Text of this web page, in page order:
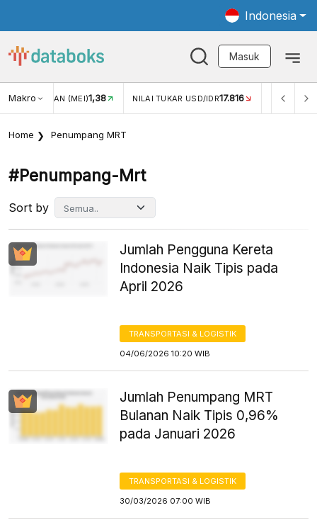
Indonesia
Masuk
Makro
USD/IDR 17.816 INFLASI YOY (JUL)2,88% INFLASI MOM (JUL)
Home Penumpang MRT
#penumpang-Mrt
Sort by
Jumlah Pengguna Kereta
Indonesia Naik Tipis pada
April 2026
TRANSPORTASI & LOGISTIK
04/06/2026 10:20 WIB
Jumlah Penumpang MRT
Bulanan Naik Tipis 0,96%
pada Januari 2026
TRANSPORTASI & LOGISTIK
30/03/2026 07:00 WIB